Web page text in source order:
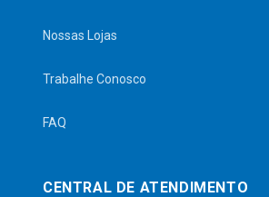
Nossas Lojas
Trabalhe Conosco
FAQ
CENTRAL DE ATENDIMENTO